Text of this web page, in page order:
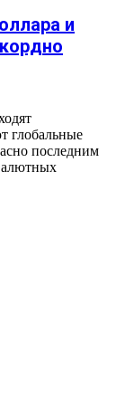
и
глобальные
последним